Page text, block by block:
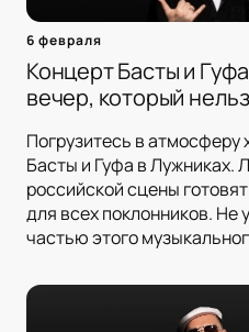
6 февраля
Концерт Басты и
вечер, который
Погрузитесь в атмосферу
Басты и Гуфа в Лужниках.
российской сцены
для всех поклонников. Не
частью этого